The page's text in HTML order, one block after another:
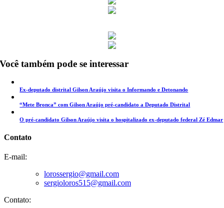
Você também pode se interessar
Ex-deputado distrital Gilson Araújo visita o Informando e Detonando
“Mete Bronca” com Gilson Araújo pré-candidato a Deputado Distrital
O pré-candidato Gilson Araújo visita o hospitalizado ex-deputado federal Zé Edmar
Contato
E-mail:
lorossergio@gmail.com
sergioloros515@gmail.com
Contato: